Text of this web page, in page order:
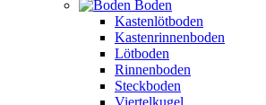
Boden
Kastenlötboden
Kastenrinnenboden
Lötboden
Rinnenboden
Steckboden
Viertelkugel